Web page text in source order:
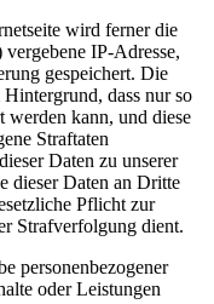
wird ferner die
IP-Adresse,
gespeichert. Die
dass nur so
werden kann, und diese
Straftaten
Daten zu unserer
dieser Daten an Dritte
Pflicht zur
Strafverfolgung dient.
personenbezogener
oder Leistungen